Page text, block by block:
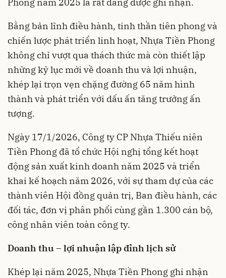
Bằng bản lĩnh điều hành, tinh thần tiên phong và
chiến lược phát triển linh hoạt, Nhựa Tiền Phong
không chỉ vượt qua thách thức mà còn thiết lập
những kỷ lục mới về doanh thu và lợi nhuận,
khép lại trọn vẹn chặng đường 65 năm hình
thành và phát triển với dấu ấn tăng trưởng ấn
tượng.
Ngày 17/1/2026, Công ty CP Nhựa Thiếu niên
Tiền Phong đã tổ chức Hội nghị tổng kết hoạt
động sản xuất kinh doanh năm 2025 và triển
khai kế hoạch năm 2026, với sự tham dự của các
thành viên Hội đồng quản trị, Ban điều hành, các
đối tác, đơn vị phân phối cùng gần 1.300 cán bộ,
công nhân viên toàn công ty.
Doanh thu – lợi nhuận lập đỉnh lịch sử
Khép lại năm 2025, Nhựa Tiền Phong ghi nhận